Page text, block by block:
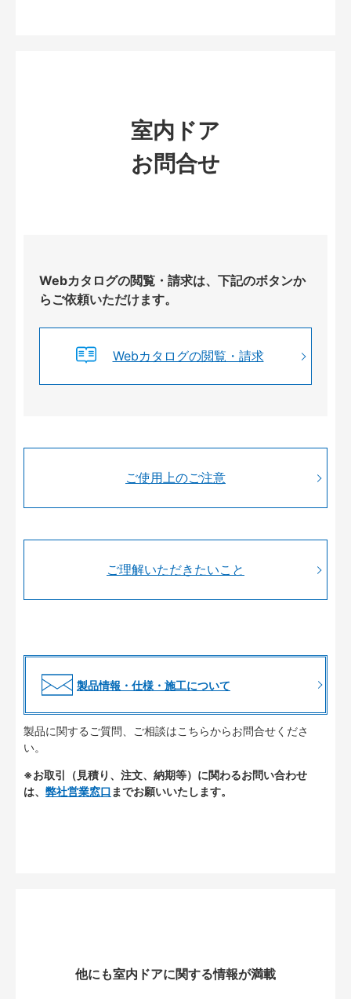
室内ドア
お問合せ
Webカタログの閲覧・請求は、下記のボタンか
らご依頼いただけます。
Webカタログの閲覧・請求
ご使用上のご注意
ご理解いただきたいこと
製品情報・仕様・施工について
製品に関するご質問、ご相談はこちらからお問合せくださ
い。
※お取引（見積り、注文、納期等）に関わるお問い合わせ
は、 弊社営業窓口 までお願いいたします。
他にも室内ドアに関する情報が満載